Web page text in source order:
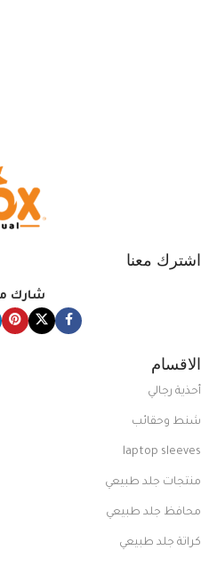
اشترك معنا
شارك
الاقسام
أحذية رجالي
شنط وحقائب
laptop sleeves
منتجات جلد طبيعي
محافظ جلد طبيعي
كراتة جلد طبيعي